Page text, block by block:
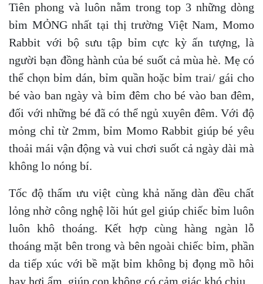
Tiên phong và luôn nằm trong top 3 những dòng
bỉm MỎNG nhất tại thị trường Việt Nam, Momo
Rabbit với bộ sưu tập bỉm cực kỳ ấn tượng, là
người bạn đồng hành của bé suốt cả mùa hè. Mẹ có
thể chọn bỉm dán, bỉm quần hoặc bỉm trai/ gái cho
bé vào ban ngày và bỉm đêm cho bé vào ban đêm,
đối với những bé đã có thể ngủ xuyên đêm. Với độ
mỏng chỉ từ 2mm, bỉm Momo Rabbit giúp bé yêu
thoải mái vận động và vui chơi suốt cả ngày dài mà
không lo nóng bí.
Tốc độ thấm ưu việt cùng khả năng dàn đều chất
lỏng nhờ công nghệ lõi hút gel giúp chiếc bỉm luôn
luôn khô thoáng. Kết hợp cùng hàng ngàn lỗ
thoáng mặt bên trong và bên ngoài chiếc bỉm, phần
da tiếp xúc với bề mặt bỉm không bị đọng mồ hôi
hay hơi ẩm, giúp con không có cảm giác khó chịu.